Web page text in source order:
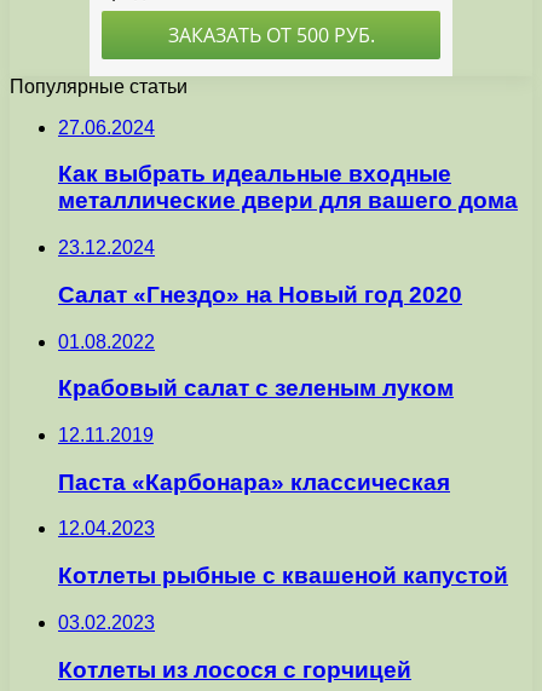
Популярные статьи
27.06.2024
Как выбрать идеальные входные
металлические двери для вашего дома
23.12.2024
Салат «Гнездо» на Новый год 2020
01.08.2022
Крабовый салат с зеленым луком
12.11.2019
Паста «Карбонара» классическая
12.04.2023
Котлеты рыбные с квашеной капустой
03.02.2023
Котлеты из лосося с горчицей